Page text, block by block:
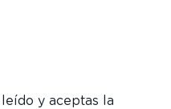
y aceptas la